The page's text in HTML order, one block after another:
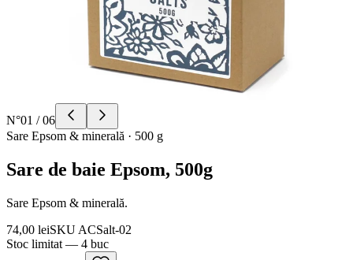
N°01 /06
Sare Epsom & minerală · 500 g
Sare de baie Epsom, 500g
Sare Epsom & minerală.
74,00 leiSKU ACSalt-02
Stoc limitat — 4 buc